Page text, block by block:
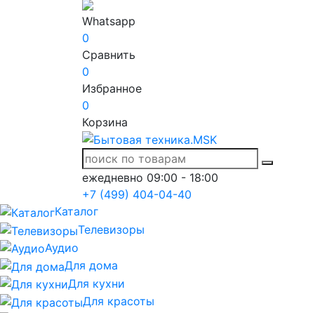
Whatsapp
0
Сравнить
0
Избранное
0
Корзина
ежедневно 09:00 - 18:00
+7 (499) 404-04-40
Каталог
Телевизоры
Аудио
Для дома
Для кухни
Для красоты